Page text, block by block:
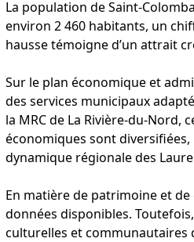
La population de Saint-
environ 2 460 habitants, un
hausse témoigne d’un attrait
Sur le plan économique et
des services municipaux
la MRC de La Rivière-du-Nord,
économiques sont
dynamique régionale des
En matière de patrimoine et
données disponibles.
culturelles et communautaires